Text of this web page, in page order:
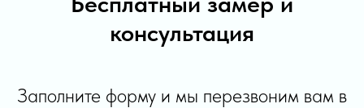
консультация
Заполните форму и мы перезвоним вам в